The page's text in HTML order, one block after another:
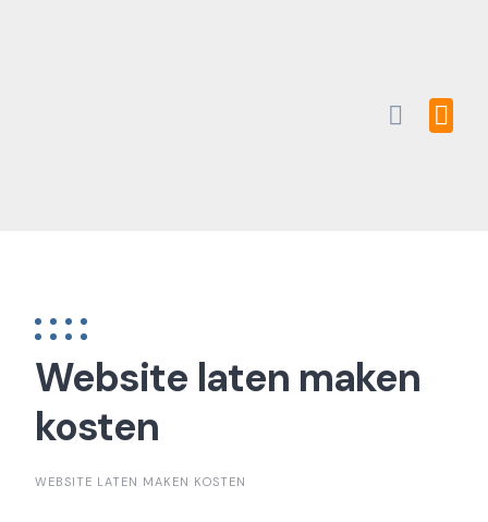
Website laten maken
kosten
WEBSITE LATEN MAKEN KOSTEN